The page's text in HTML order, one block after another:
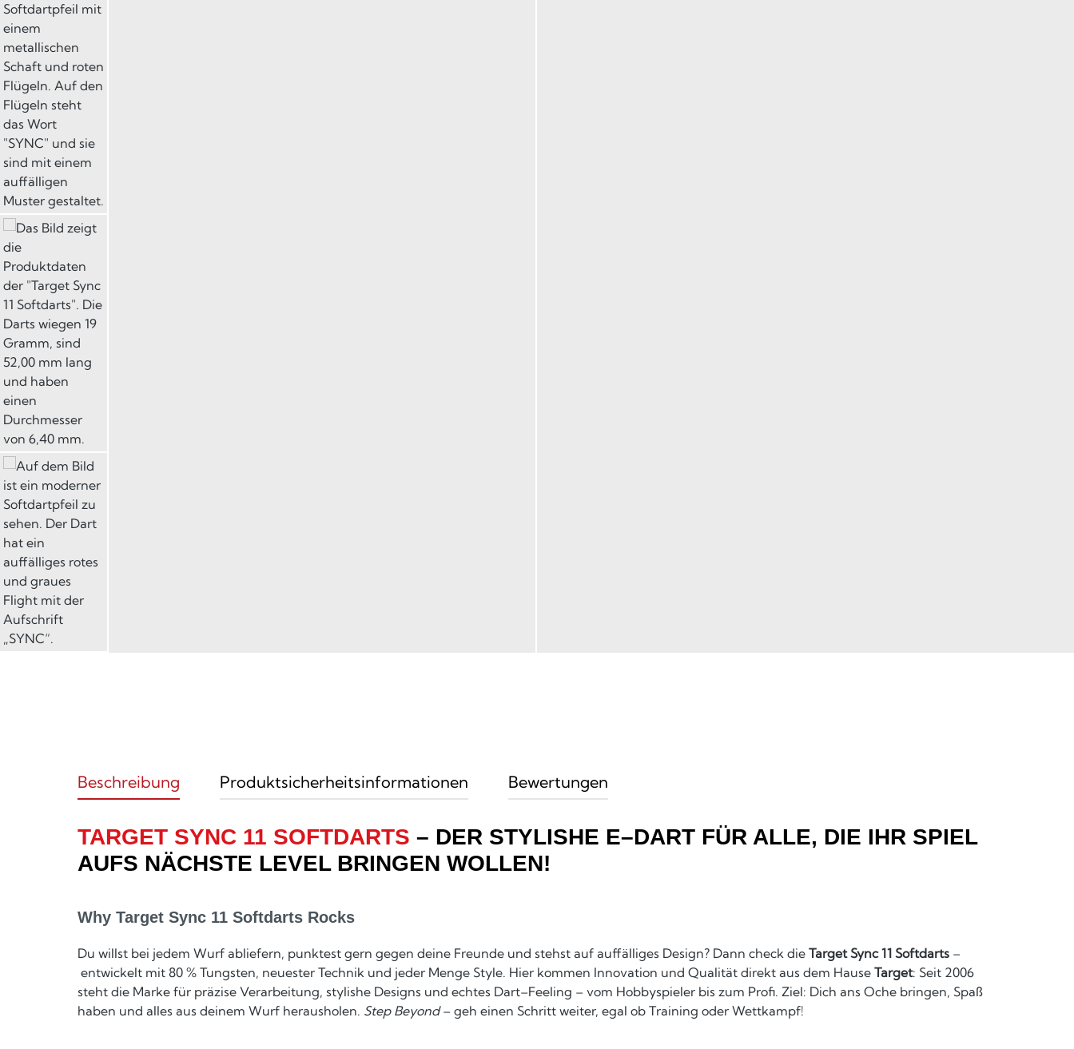
Beschreibung Produktsicherheitsinformationen Bewertungen
TARGET SYNC 11 SOFTDARTS – DER STYLISHE E–DART FÜR ALLE, DIE IHR SPIEL
AUFS NÄCHSTE LEVEL BRINGEN WOLLEN!
Why Target Sync 11 Softdarts Rocks
Du willst bei jedem Wurf abliefern, punktest gern gegen deine Freunde und stehst auf auffälliges Design? Dann check die Target Sync 11 Softdarts –
entwickelt mit 80 % Tungsten, neuester Technik und jeder Menge Style. Hier kommen Innovation und Qualität direkt aus dem Hause Target: Seit 2006
steht die Marke für präzise Verarbeitung, stylishe Designs und echtes Dart–Feeling – vom Hobbyspieler bis zum Profi. Ziel: Dich ans Oche bringen, Spaß
haben und alles aus deinem Wurf herausholen. Step Beyond– geh einen Schritt weiter, egal ob Training oder Wettkampf!